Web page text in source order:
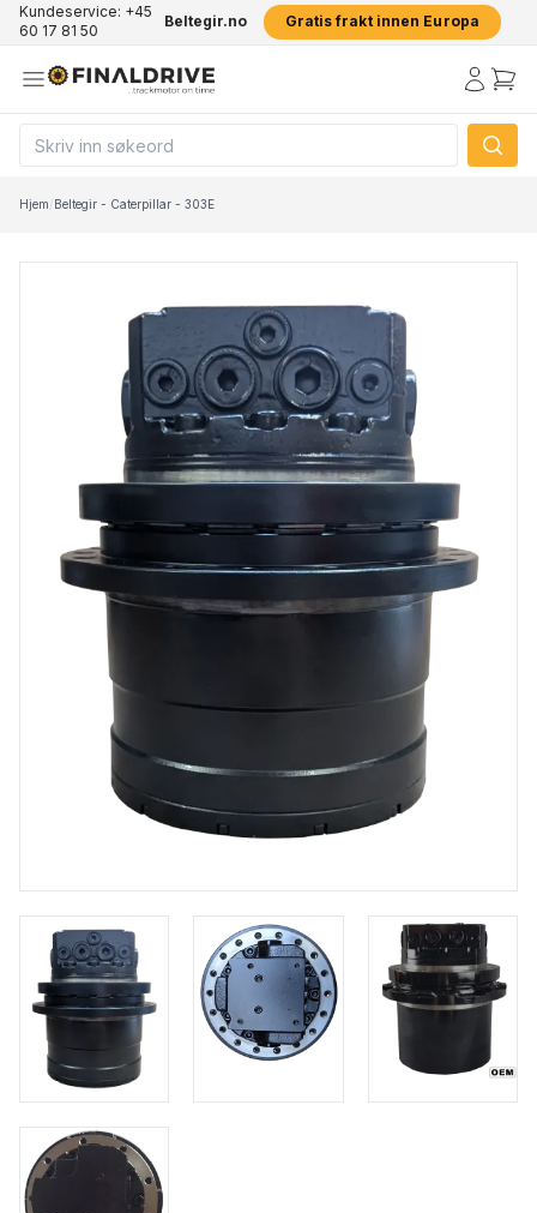
Kundeservice: +45
60 17 81 50
Beltegir.no Gratis frakt innen Europa
Hjem/Beltegir - Caterpillar - 303E